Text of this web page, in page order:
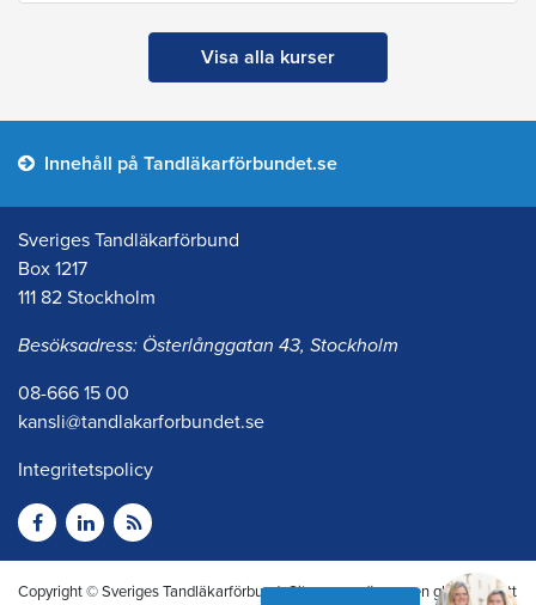
Visa alla kurser
Innehåll på Tandläkarförbundet.se
Sveriges Tandläkarförbund
Box 1217
111 82 Stockholm
Besöksadress: Österlånggatan 43, Stockholm
08-666 15 00
kansli@tandlakarforbundet.se
Integritetspolicy
Copyright © Sveriges Tandläkarförbund. Citera oss gärna men glöm inte att